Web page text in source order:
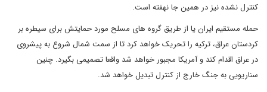
کنترل نشده نیز در همین جا نهفته است.
حمله مستقیم ایران یا از طریق گروه های مسلح مورد حمایتش برای سیطره بر
کردستان عراق، ترکیه را تحریک خواهد کرد تا از سمت شمال شروع به پیشروی
در عراق اقدام کند و آمریکا مجبور خواهد شد واقعا تصمیمی بگیرد. چنین
سناریویی به جنگ خارج از کنترل تبدیل خواهد شد.